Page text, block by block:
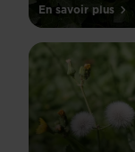
En savoir plus